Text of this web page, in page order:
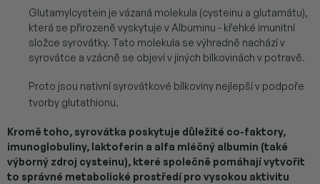
Glutamylcystein je vázaná molekula (cysteinu a glutamátu),
která se přirozeně vyskytuje v Albuminu - křehké imunitní
složce syrovátky. Tato molekula se výhradně nachází v
syrovátce a vzácně se objeví v jiných bílkovinách v potravě.
Proto jsou nativní syrovátkové bílkoviny nejlepší v podpoře
tvorby glutathionu.
Kromě toho, syrovátka poskytuje důležité co-faktory,
imunoglobuliny, laktoferin a alfa mléčný albumin (také
výborný zdroj cysteinu), které společně pomáhají vytvořit
to správné metabolické prostředí pro vysokou aktivitu